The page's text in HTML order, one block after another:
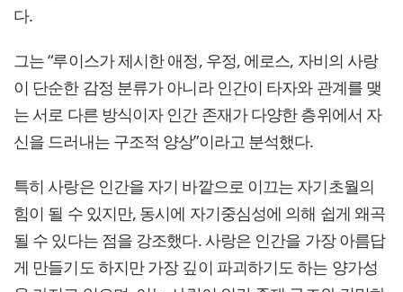
다.
그는 “루이스가 제시한 애정, 우정, 에로스, 자비의 사랑
이 단순한 감정 분류가 아니라 인간이 타자와 관계를 맺
는 서로 다른 방식이자 인간 존재가 다양한 층위에서 자
신을 드러내는 구조적 양상”이라고 분석했다.
특히 사랑은 인간을 자기 바깥으로 이끄는 자기초월의
힘이 될 수 있지만, 동시에 자기중심성에 의해 쉽게 왜곡
될 수 있다는 점을 강조했다. 사랑은 인간을 가장 아름답
게 만들기도 하지만 가장 깊이 파괴하기도 하는 양가성